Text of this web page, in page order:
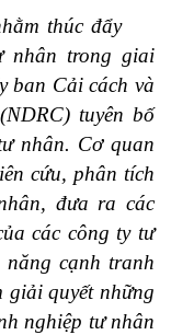
thúc đẩy
nhân trong giai
ban Cải cách và
tuyên bố
nhân. Cơ quan
cứu, phân tích
đưa ra các
các công ty tư
cạnh tranh
giải quyết những
nghiệp tư nhân